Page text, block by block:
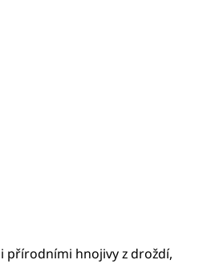
přírodními hnojivy z droždí,